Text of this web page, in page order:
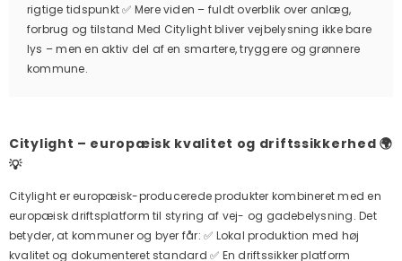
rigtige tidspunkt ✅ Mere viden – fuldt overblik over anlæg,
forbrug og tilstand Med Citylight bliver vejbelysning ikke bare
lys – men en aktiv del af en smartere, tryggere og grønnere
kommune.
Citylight – europæisk kvalitet og driftssikkerhed 🌍
💡
Citylight er europæisk-producerede produkter kombineret med en
europæisk driftsplatform til styring af vej- og gadebelysning. Det
betyder, at kommuner og byer får: ✅ Lokal produktion med høj
kvalitet og dokumenteret standard ✅ En driftssikker platform